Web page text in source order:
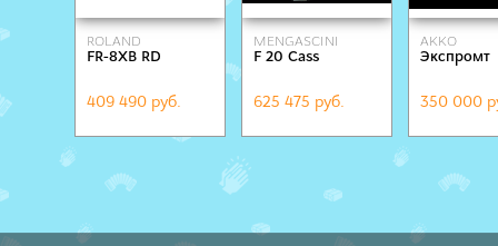
ROLAND
FR-8XB RD
409 490 руб.
MENGASCINI
F 20 Cass
625 475 руб.
AKKO
Экспромт
350 000